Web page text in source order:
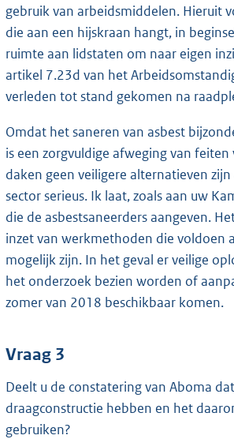
gebruik van arbeidsmiddelen. Hieruit
die aan een hijskraan hangt, in
ruimte aan lidstaten om naar eigen
artikel 7.23d van het
verleden tot stand gekomen na
Omdat het saneren van asbest
is een zorgvuldige afweging van
daken geen veiligere alternatieven
sector serieus. Ik laat, zoals aan uw
die de asbestsaneerders aangeven.
inzet van werkmethoden die voldoen
mogelijk zijn. In het geval er veilige
het onderzoek bezien worden of
zomer van 2018 beschikbaar komen.
Vraag 3
Deelt u de constatering van Aboma
draagconstructie hebben en het
gebruiken?